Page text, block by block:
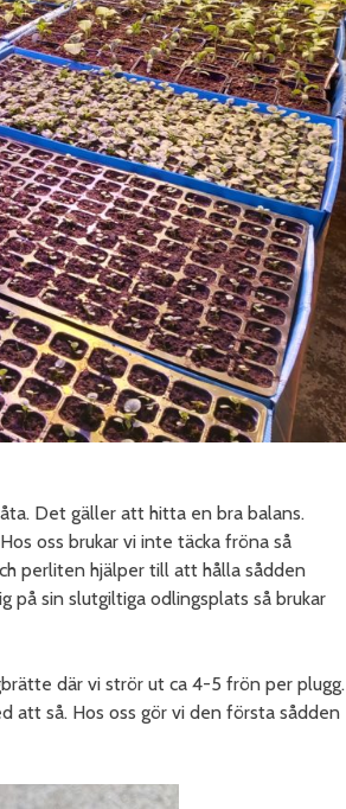
Det gäller att hitta en bra balans.
oss brukar vi inte täcka fröna så
perliten hjälper till att hålla sådden
på sin slutgiltiga odlingsplats så brukar
där vi strör ut ca 4-5 frön per plugg.
att så. Hos oss gör vi den första sådden